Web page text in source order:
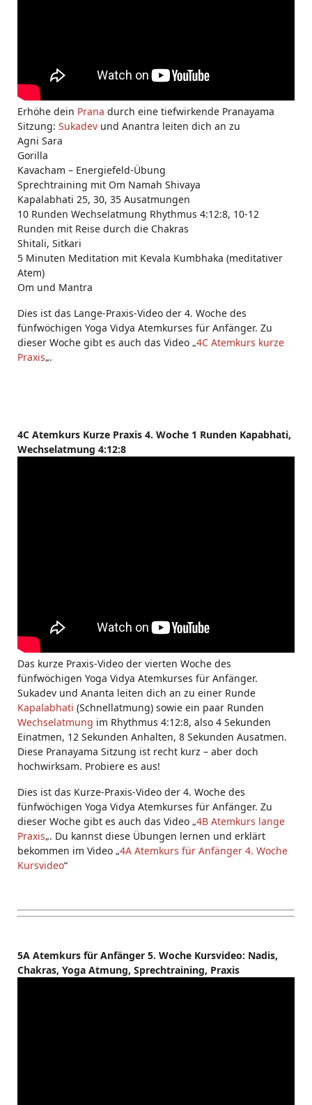
Erhöhe dein Prana durch eine tiefwirkende Pranayama
Sitzung: Sukadev und Anantra leiten dich an zu
Agni Sara
Gorilla
Kavacham – Energiefeld-Übung
Sprechtraining mit Om Namah Shivaya
Kapalabhati 25, 30, 35 Ausatmungen
10 Runden Wechselatmung Rhythmus 4:12:8, 10-12
Runden mit Reise durch die Chakras
Shitali, Sitkari
5 Minuten Meditation mit Kevala Kumbhaka (meditativer
Atem)
Om und Mantra
Dies ist das Lange-Praxis-Video der 4. Woche des
fünfwöchigen Yoga Vidya Atemkurses für Anfänger. Zu
dieser Woche gibt es auch das Video „4C Atemkurs kurze
Praxis„.
4C Atemkurs Kurze Praxis 4. Woche 1 Runden Kapabhati,
Wechselatmung 4:12:8
Das kurze Praxis-Video der vierten Woche des
fünfwöchigen Yoga Vidya Atemkurses für Anfänger.
Sukadev und Ananta leiten dich an zu einer Runde
Kapalabhati (Schnellatmung) sowie ein paar Runden
Wechselatmung im Rhythmus 4:12:8, also 4 Sekunden
Einatmen, 12 Sekunden Anhalten, 8 Sekunden Ausatmen.
Diese Pranayama Sitzung ist recht kurz – aber doch
hochwirksam. Probiere es aus!
Dies ist das Kurze-Praxis-Video der 4. Woche des
fünfwöchigen Yoga Vidya Atemkurses für Anfänger. Zu
dieser Woche gibt es auch das Video „4B Atemkurs lange
Praxis„. Du kannst diese Übungen lernen und erklärt
bekommen im Video „4A Atemkurs für Anfänger 4. Woche
Kursvideo“
5A Atemkurs für Anfänger 5. Woche Kursvideo: Nadis,
Chakras, Yoga Atmung, Sprechtraining, Praxis